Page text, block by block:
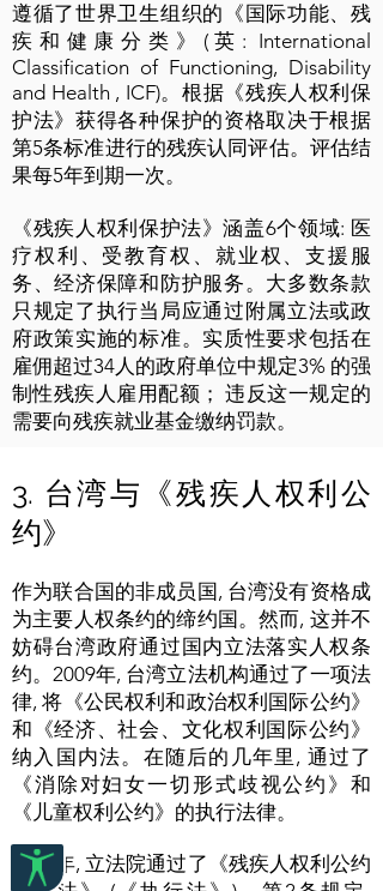
遵循了世界卫生组织的《国际功能、残
疾和健康分类》(英: International
Classification of Functioning, Disability
and Health , ICF)。根据《残疾人权利保
护法》获得各种保护的资格取决于根据
第5条标准进行的残疾认同评估。评估结
果每5年到期一次。
《残疾人权利保护法》涵盖6个领域: 医
疗权利、受教育权、就业权、支援服
务、经济保障和防护服务。大多数条款
只规定了执行当局应通过附属立法或政
府政策实施的标准。实质性要求包括在
雇佣超过34人的政府单位中规定3% 的强
制性残疾人雇用配额； 违反这一规定的
需要向残疾就业基金缴纳罚款。
3. 台湾与《残疾人权利公
约》
作为联合国的非成员国, 台湾没有资格成
为主要人权条约的缔约国。然而, 这并不
妨碍台湾政府通过国内立法落实人权条
约。2009年, 台湾立法机构通过了一项法
律, 将《公民权利和政治权利国际公约》
和《经济、社会、文化权利国际公约》
纳入国内法。在随后的几年里, 通过了
《消除对妇女一切形式歧视公约》和
《儿童权利公约》的执行法律。
2014年, 立法院通过了《残疾人权利公约